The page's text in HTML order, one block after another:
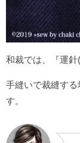
和裁では、『運針
手縫いで裁縫す
す。